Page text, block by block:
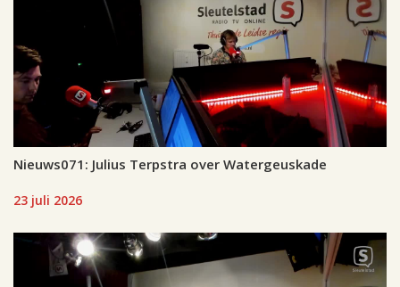
Nieuws071: Julius Terpstra over Watergeuskade
23 juli 2026